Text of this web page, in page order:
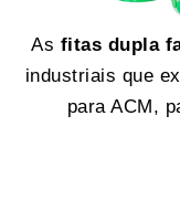
As fitas dupla
industriais que
para ACM,